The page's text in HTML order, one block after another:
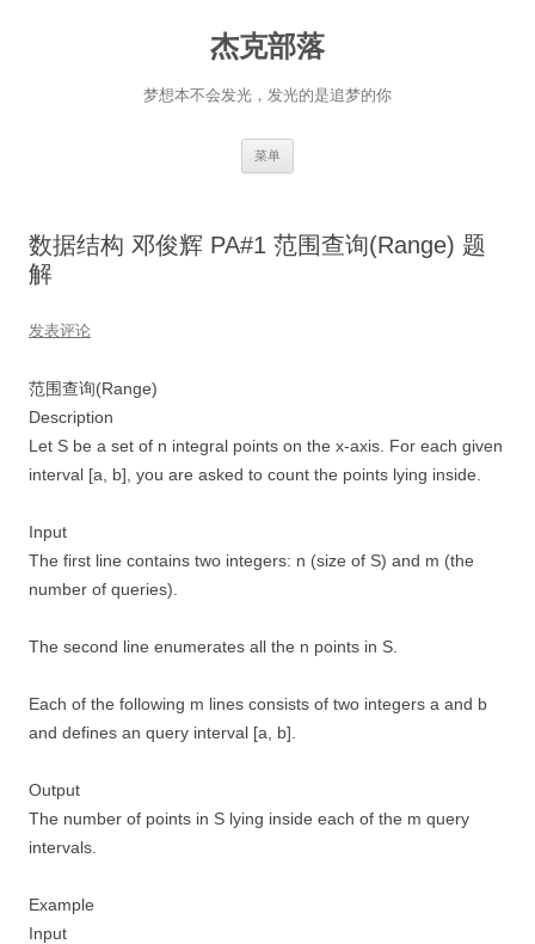
杰克部落
梦想本不会发光，发光的是追梦的你
菜单
数据结构 邓俊辉 PA#1 范围查询(Range) 题
解
发表评论
范围查询(Range)
Description
Let S be a set of n integral points on the x-axis. For each given
interval [a, b], you are asked to count the points lying inside.
Input
The first line contains two integers: n (size of S) and m (the
number of queries).
The second line enumerates all the n points in S.
Each of the following m lines consists of two integers a and b
and defines an query interval [a, b].
Output
The number of points in S lying inside each of the m query
intervals.
Example
Input